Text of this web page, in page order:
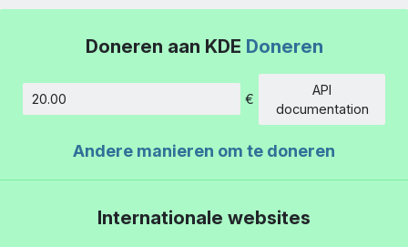
Doneren aan KDE Doneren
Hoeveelheid
€
API
documentation
Andere manieren om te doneren
Internationale websites